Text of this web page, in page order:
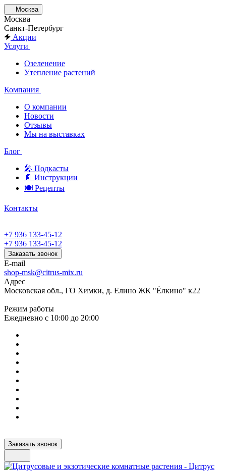
Москва
Москва
Санкт-Петербург
Акции
Услуги
Озеленение
Утепление растений
Компания
О компании
Новости
Отзывы
Мы на выставках
Блог
🎤︎︎ Подкасты
📄 Инструкции
🍽 Рецепты
Контакты
+7 936 133-45-12
+7 936 133-45-12
Заказать звонок
E-mail
shop-msk@citrus-mix.ru
Адрес
Московская обл., ГО Химки, д. Елино ЖК "Ёлкино" к22
Режим работы
Ежедневно с 10:00 до 20:00
Заказать звонок